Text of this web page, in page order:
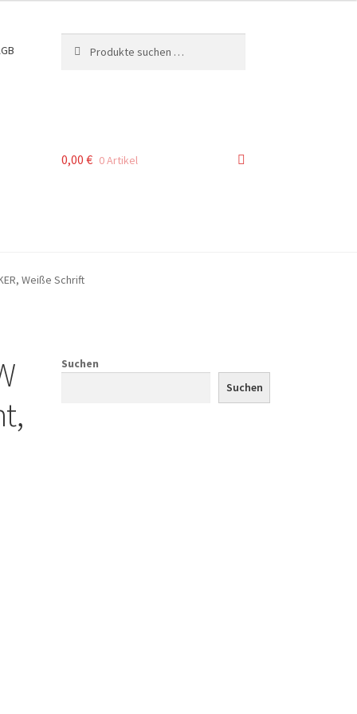
nach:
0,00 € 0 Artikel
Weiße Schrift
Suchen
Suchen